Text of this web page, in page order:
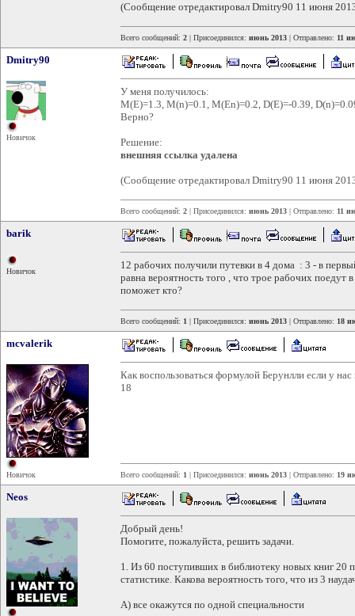
(Сообщение отредактировал Dmitry90 11 июня
Всего сообщений: 2 | Присоединился: июнь 2013 | Отправлено: 11
Dmitry90
Новичок
У меня получилось:
M(E)=1.3, M(n)=0.1, M(En)=0.2, D(E)=-0.39,
Верно?
Решение:
внешняя ссылка удалена
(Сообщение отредактировал Dmitry90 11 июня
Всего сообщений: 2 | Присоединился: июнь 2013 | Отправлено: 11
barik
Новичок
12 рабочих получили путевки в 4 дома : 3 - в
равна вероятность того , что трое рабочих поедут
поможет кто?
Всего сообщений: 1 | Присоединился: июнь 2013 | Отправлено: 18
mcvalerik
Новичок
Как воспользоваться формулой Берунлли если у
18
Всего сообщений: 1 | Присоединился: июнь 2013 | Отправлено: 19
Neos
Добрый день!
Помогите, пожалуйста, решить задачи.
1. Из 60 поступивших в библиотеку новых книг 20
статистике. Какова вероятность того, что из 3
А) все окажутся по одной специальности